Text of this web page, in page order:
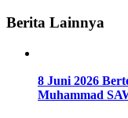
Berita Lainnya
8 Juni 2026
Muhammad